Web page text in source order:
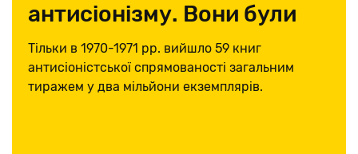
антисіонізму. Вони були
першими
Тільки в 1970-1971 рр. вийшло 59 книг
антисіоністської спрямованості загальним
тиражем у два мільйони екземплярів.